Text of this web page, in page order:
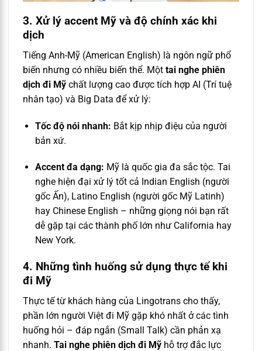
3. Xử lý accent Mỹ và độ chính xác khi
dịch
Tiếng Anh-Mỹ (American English) là ngôn ngữ phổ
biến nhưng có nhiều biến thể. Một tai nghe phiên
dịch đi Mỹ chất lượng cao được tích hợp AI (Trí tuệ
nhân tạo) và Big Data để xử lý:
Tốc độ nói nhanh: Bắt kịp nhịp điệu của người
bản xứ.
Accent đa dạng: Mỹ là quốc gia đa sắc tộc. Tai
nghe hiện đại xử lý tốt cả Indian English (người
gốc Ấn), Latino English (người gốc Mỹ Latinh)
hay Chinese English – những giọng nói bạn rất
dễ gặp tại các thành phố lớn như California hay
New York.
4. Những tình huống sử dụng thực tế khi
đi Mỹ
Thực tế từ khách hàng của Lingotrans cho thấy,
phần lớn người Việt đi Mỹ gặp khó nhất ở các tình
huống hỏi – đáp ngắn (Small Talk) cần phản xạ
nhanh. Tai nghe phiên dịch đi Mỹ hỗ trợ đắc lực